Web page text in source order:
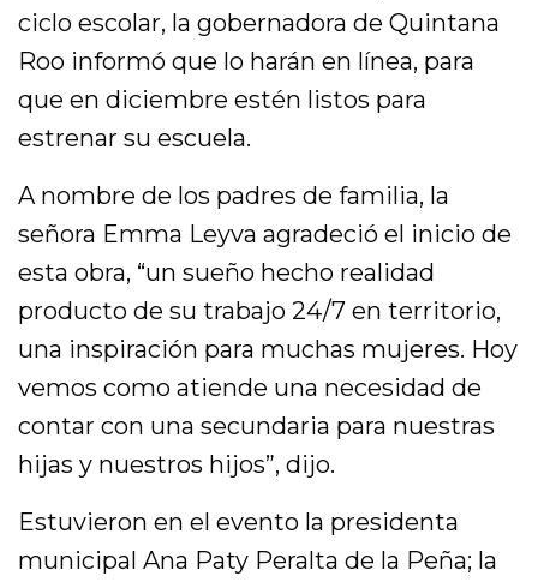
ciclo escolar, la gobernadora de Quintana
Roo informó que lo harán en línea, para
que en diciembre estén listos para
estrenar su escuela.
A nombre de los padres de familia, la
señora Emma Leyva agradeció el inicio de
esta obra, “un sueño hecho realidad
producto de su trabajo 24/7 en territorio,
una inspiración para muchas mujeres. Hoy
vemos como atiende una necesidad de
contar con una secundaria para nuestras
hijas y nuestros hijos”, dijo.
Estuvieron en el evento la presidenta
municipal Ana Paty Peralta de la Peña; la